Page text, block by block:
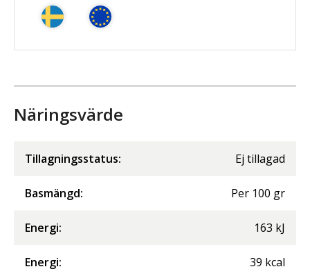
Näringsvärde
Tillagningsstatus: Ej tillagad
Basmängd: Per 100 gr
Energi: 163 kJ
Energi: 39 kcal